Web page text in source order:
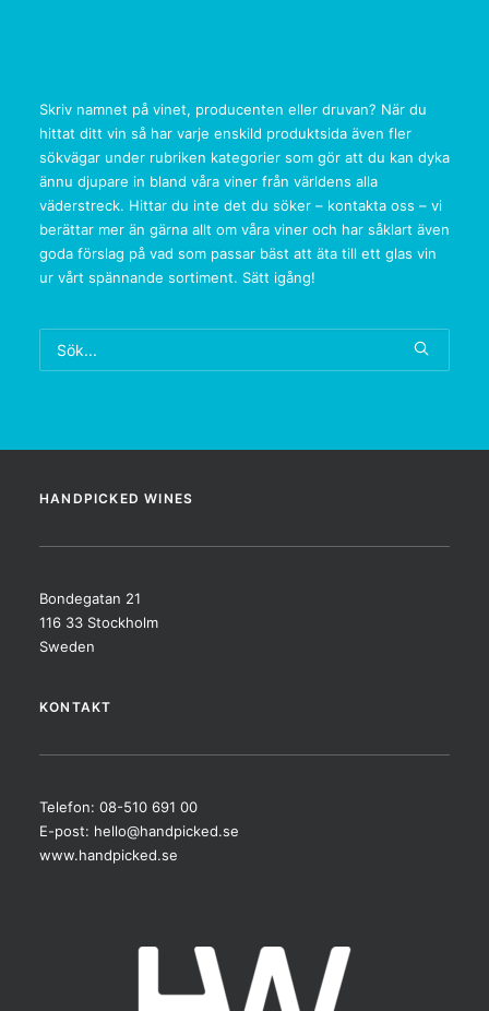
Skriv namnet på vinet, producenten eller druvan? När du
hittat ditt vin så har varje enskild produktsida även fler
sökvägar under rubriken kategorier som gör att du kan dyka
ännu djupare in bland våra viner från världens alla
väderstreck. Hittar du inte det du söker – kontakta oss – vi
berättar mer än gärna allt om våra viner och har såklart även
goda förslag på vad som passar bäst att äta till ett glas vin
ur vårt spännande sortiment. Sätt igång!
HANDPICKED WINES
Bondegatan 21
116 33 Stockholm
Sweden
KONTAKT
Telefon: 08-510 691 00
E-post: hello@handpicked.se
www.handpicked.se